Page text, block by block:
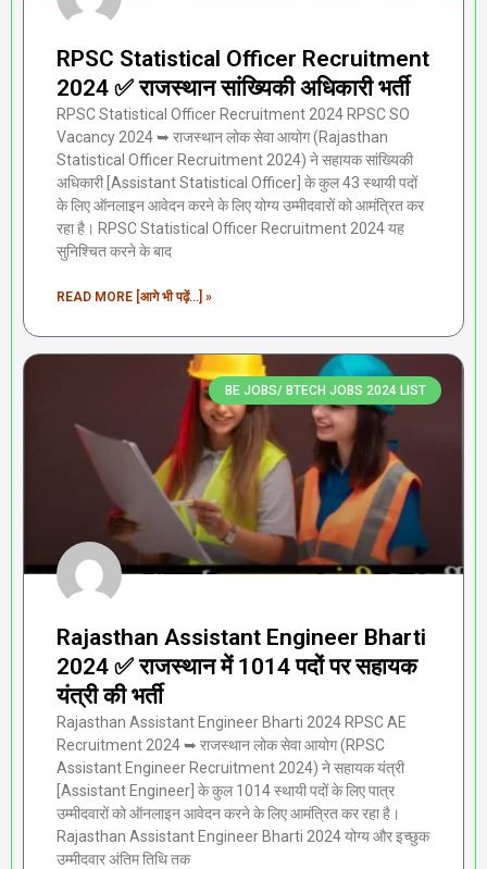
RPSC Statistical Officer Recruitment
2024 ✅ राजस्थान सांख्यिकी अधिकारी भर्ती
RPSC Statistical Officer Recruitment 2024 RPSC SO
Vacancy 2024 ➥ राजस्थान लोक सेवा आयोग (Rajasthan
Statistical Officer Recruitment 2024) ने सहायक सांख्यिकी
अधिकारी [Assistant Statistical Officer] के कुल 43 स्थायी पदों
के लिए ऑनलाइन आवेदन करने के लिए योग्य उम्मीदवारों को आमंत्रित कर
रहा है। RPSC Statistical Officer Recruitment 2024 यह
सुनिश्चित करने के बाद
READ MORE [आगे भी पढ़ें...] »
BE JOBS/ BTECH JOBS 2024 LIST
Rajasthan Assistant Engineer Bharti
2024 ✅ राजस्थान में 1014 पदों पर सहायक
यंत्री की भर्ती
Rajasthan Assistant Engineer Bharti 2024 RPSC AE
Recruitment 2024 ➥ राजस्थान लोक सेवा आयोग (RPSC
Assistant Engineer Recruitment 2024) ने सहायक यंत्री
[Assistant Engineer] के कुल 1014 स्थायी पदों के लिए पात्र
उम्मीदवारों को ऑनलाइन आवेदन करने के लिए आमंत्रित कर रहा है।
Rajasthan Assistant Engineer Bharti 2024 योग्य और इच्छुक
उम्मीदवार अंतिम तिथि तक